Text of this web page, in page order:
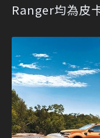
Ranger均為皮